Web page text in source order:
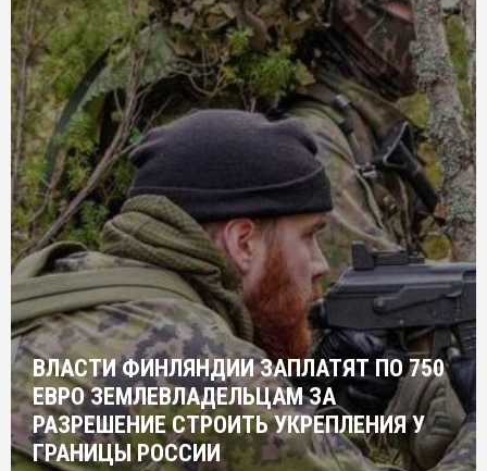
ВЛАСТИ ФИНЛЯНДИИ ЗАПЛАТЯТ ПО 750
ЕВРО ЗЕМЛЕВЛАДЕЛЬЦАМ ЗА
РАЗРЕШЕНИЕ СТРОИТЬ УКРЕПЛЕНИЯ У
ГРАНИЦЫ РОССИИ